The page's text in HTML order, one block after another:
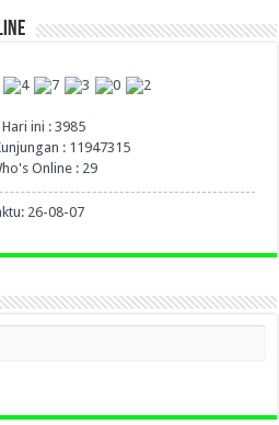
Hari ini : 3985
: 11947315
Online : 29
26-08-07